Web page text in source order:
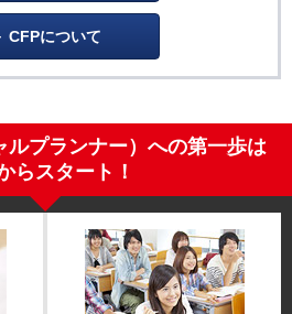
CFPについて
ルプランナー）への第一歩は
らスタート！